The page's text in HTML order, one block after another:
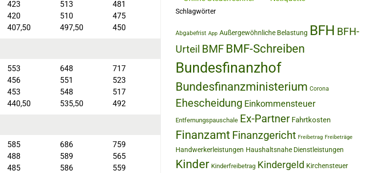
423
420
407,50
513
510
497,50
481
475
450
553
456
453
440,50
648
551
548
535,50
717
523
517
492
585
488
485
686
589
586
759
565
559
Schlagwörter
Abgabefrist App Außergewöhnliche Belastung BFH BFH-
Urteil BMF BMF-Schreiben
Bundesfinanzhof
Bundesfinanzministerium Corona
Ehescheidung Einkommensteuer
Entfernungspauschale Ex-Partner Fahrtkosten
Finanzamt Finanzgericht Freibetrag Freibeträge
Handwerkerleistungen Haushaltsnahe Dienstleistungen
Kinder Kinderfreibetrag Kindergeld Kirchensteuer